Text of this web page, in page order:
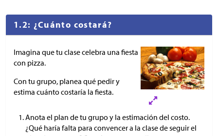
1.2: ¿Cuánto costará?
Imagina que tu clase celebra una fiesta
con pizza.
Con tu grupo, planea qué pedir y
estima cuánto costaría la fiesta.
Anota el plan de tu grupo y la estimación del costo.
¿Qué haría falta para convencer a la clase de seguir el